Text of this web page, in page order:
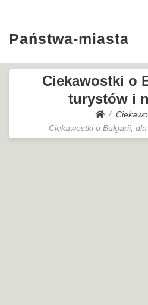
Państwa-miasta
Ciekawostki o
turystów i
Ciekawostki o Bułgarii,